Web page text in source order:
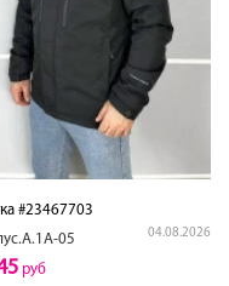
#23467703
05
04.08.2026
руб